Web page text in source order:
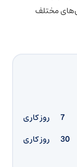
مختلف
7
روز کاری
30 روز کاری